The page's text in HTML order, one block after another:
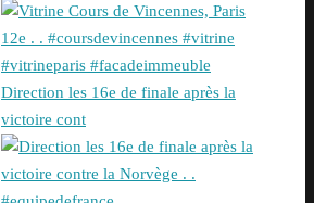
Direction les 16e de finale après la
victoire cont